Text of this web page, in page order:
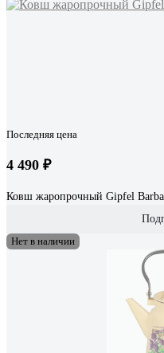
Последняя цена
4 490 ₽
Ковш жаропрочный Gipfel
Нет в наличии